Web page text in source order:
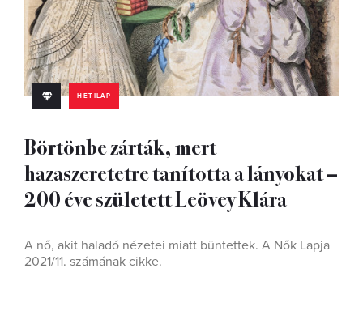
HETILAP
Börtönbe zárták, mert
hazaszeretetre tanította a lányokat –
200 éve született Leövey Klára
A nő, akit haladó nézetei miatt büntettek. A Nők Lapja
2021/11. számának cikke.